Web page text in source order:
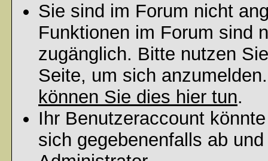
Sie sind im Forum nicht
Funktionen im Forum sind
zugänglich. Bitte nutzen
Seite, um sich
können Sie dies hier tun.
Ihr Benutzeraccount
sich gegebenenfalls ab